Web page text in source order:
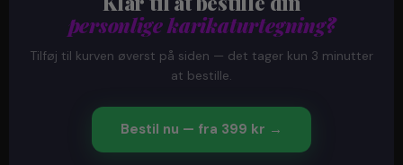
personlige karikaturtegning?
Tilføj til kurven øverst på siden — det tager kun 3 minutter
at bestille.
Bestil nu — fra 399 kr →